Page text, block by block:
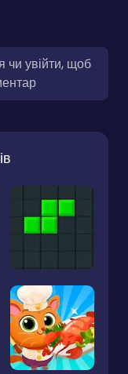
чи увійти, щоб